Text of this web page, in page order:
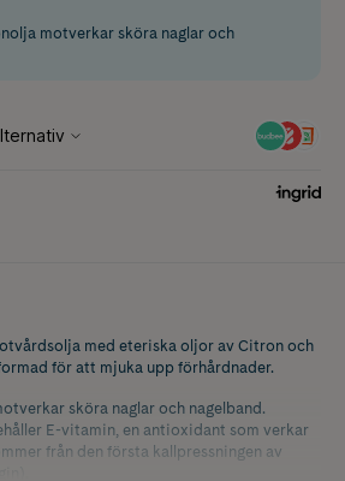
motverkar sköra naglar och
med eteriska oljor av Citron och
för att mjuka upp förhårdnader.
sköra naglar och nagelband.
E-vitamin, en antioxidant som verkar
från den första kallpressningen av